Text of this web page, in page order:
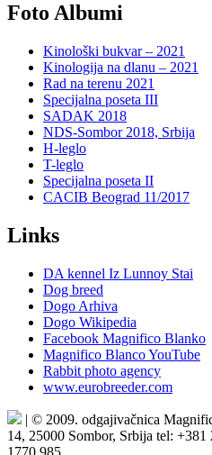
Foto Albumi
Kinološki bukvar – 2021
Kinologija na dlanu – 2021
Rad na terenu 2021
Specijalna poseta III
SADAK 2018
NDS-Sombor 2018, Srbija
H-leglo
T-leglo
Specijalna poseta II
CACIB Beograd 11/2017
Links
DA kennel Iz Lunnoy Stai
Dog breed
Dogo Arhiva
Dogo Wikipedia
Facebook Magnifico Blanko
Magnifico Blanco YouTube
Rabbit photo agency
www.eurobreeder.com
| © 2009. odgajivačnica
14, 25000 Sombor, Srbija tel:
1770 985